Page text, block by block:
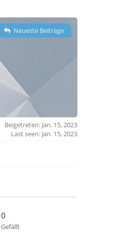
Neueste Beiträge
Beigetreten: Jan. 15, 2023
Last seen: Jan. 15, 2023
0
Gefällt